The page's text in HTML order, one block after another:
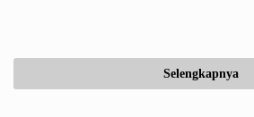
Selengkapnya